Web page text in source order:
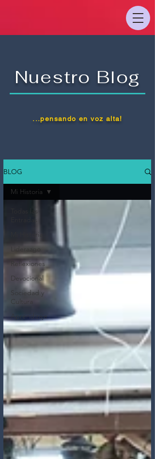
Nuestro Blog
...pensando en voz alta!
BLOG
Todas las
Entradas
Mi Historia
Liderazgo
Reflexiones
Devocional
Sociedad y
Cultura
Aprendizaje
Mi Historia